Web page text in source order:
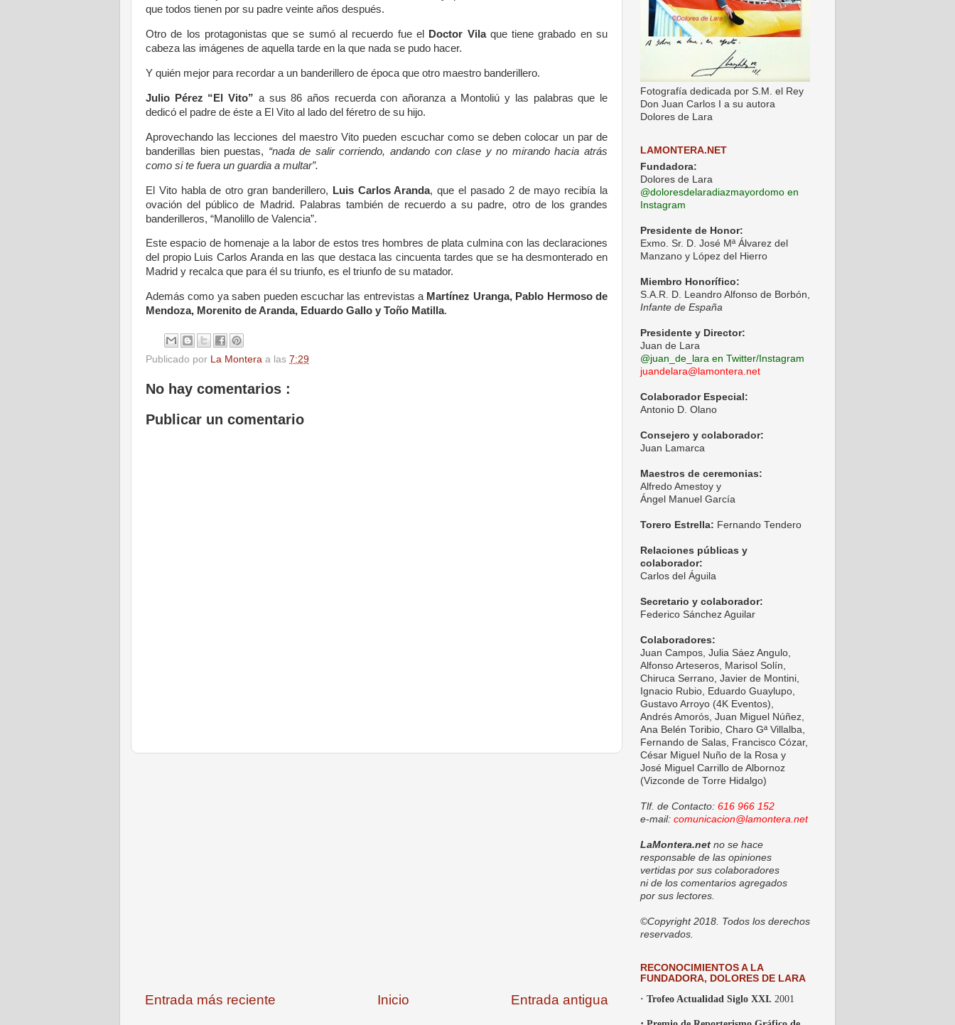
que todos tienen por su padre veinte años después.
Otro de los protagonistas que se sumó al recuerdo fue el Doctor Vilaque tiene grabado en su
cabeza las imágenes de aquella tarde en la que nada se pudo hacer.
Y quién mejor para recordar a un banderillero de época que otro maestro banderillero.
Julio Pérez “El Vito” a sus 86 años recuerda con añoranza a Montoliú y las palabras que le
dedicó el padre de éste a El Vito al lado del féretro de su hijo.
Aprovechando las lecciones del maestro Vito pueden escuchar como se deben colocar un par de
banderillas bien puestas, “nada de salir corriendo, andando con clase y no mirando hacia atrás
como si te fuera un guardia a multar”.
El Vito habla de otro gran banderillero, Luis Carlos Aranda, que el pasado 2 de mayo recibía la
ovación del público de Madrid. Palabras también de recuerdo a su padre, otro de los grandes
banderilleros, “Manolillo de Valencia”.
Este espacio de homenaje a la labor de estos tres hombres de plata culmina con las declaraciones
del propio Luis Carlos Aranda en las que destaca las cincuenta tardes que se ha desmonterado en
Madrid y recalca que para él su triunfo, es el triunfo de su matador.
Además como ya saben pueden escuchar las entrevistas a Martínez Uranga, Pablo Hermoso de
Mendoza, Morenito de Aranda, Eduardo Gallo y Toño Matilla.
Publicado por La Montera a las 7:29
No hay comentarios :
Publicar un comentario
Entrada más reciente Entrada antigua
Inicio
Fotografía dedicada por S.M. el Rey
Don Juan Carlos I a su autora
Dolores de Lara
LAMONTERA.NET
Fundadora:
Dolores de Lara
@doloresdelaradiazmayordomo en
Instagram
Presidente de Honor:
Exmo. Sr. D. José Mª Álvarez del
Manzano y López del Hierro
Miembro Honorífico:
S.A.R. D. Leandro Alfonso de Borbón,
Infante de España
Presidente y Director:
Juan de Lara
@juan_de_lara en Twitter/Instagram
juandelara@lamontera.net
Colaborador Especial:
Antonio D. Olano
Consejero y colaborador:
Juan Lamarca
Maestros de ceremonias:
Alfredo Amestoy y
Ángel Manuel García
Torero Estrella: Fernando Tendero
Relaciones públicas y
colaborador:
Carlos del Águila
Secretario y colaborador:
Federico Sánchez Aguilar
Colaboradores:
Juan Campos, Julia Sáez Angulo,
Alfonso Arteseros, Marisol Solín,
Chiruca Serrano, Javier de Montini,
Ignacio Rubio, Eduardo Guaylupo,
Gustavo Arroyo (4K Eventos),
Andrés Amorós, Juan Miguel Núñez,
Ana Belén Toribio, Charo Gª Villalba,
Fernando de Salas, Francisco Cózar,
César Miguel Nuño de la Rosa y
José Miguel Carrillo de Albornoz
(Vizconde de Torre Hidalgo)
Tlf. de Contacto: 616 966 152
e-mail: comunicacion@lamontera.net
LaMontera.net no se hace
responsable de las opiniones
vertidas por sus colaboradores
ni de los comentarios agregados
por sus lectores.
©Copyright 2018. Todos los derechos
reservados.
RECONOCIMIENTOS A LA
FUNDADORA, DOLORES DE LARA
· Trofeo Actualidad Siglo XXI. 2001